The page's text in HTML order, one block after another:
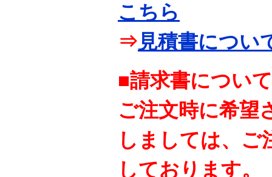
こちら
⇒ 見積書につい
■請求書について
ご注文時に希望
しましては、ご
しております。